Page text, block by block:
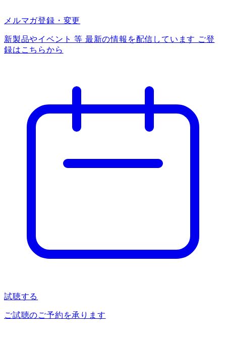
メルマガ登録・変更
新製品やイベント 等 最新の情報を配信しています ご登
録はこちらから
試聴する
ご試聴のご予約を承ります